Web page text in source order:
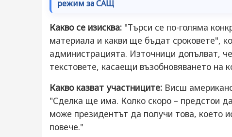
режим за САЩ
Какво се изисква: "Търси се по-голяма
материала и какви ще бъдат сроковете",
администрацията. Източници допълват,
текстовете, касаещи възобновяването на
Какво казват участниците: Висш
"Сделка ще има. Колко скоро – предстои
може президентът да получи това,
повече."